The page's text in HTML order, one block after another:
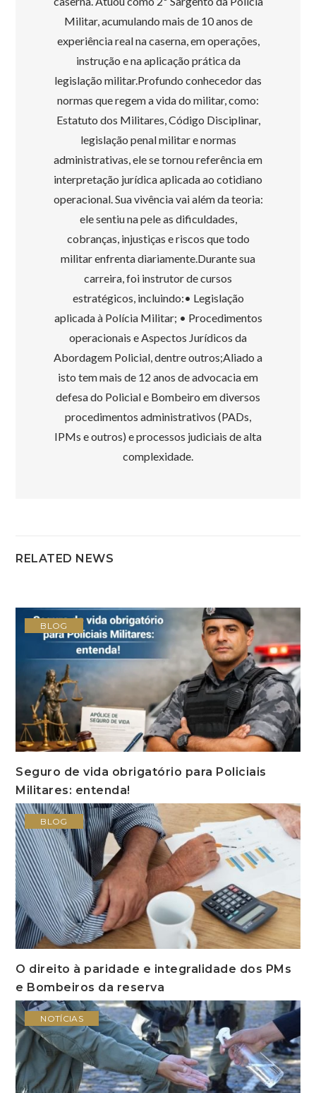
Militar, acumulando mais de 10 anos de
experiência real na caserna, em operações,
instrução e na aplicação prática da
legislação militar.Profundo conhecedor das
normas que regem a vida do militar, como:
Estatuto dos Militares, Código Disciplinar,
legislação penal militar e normas
administrativas, ele se tornou referência em
interpretação jurídica aplicada ao cotidiano
operacional. Sua vivência vai além da teoria:
ele sentiu na pele as dificuldades,
cobranças, injustiças e riscos que todo
militar enfrenta diariamente.Durante sua
carreira, foi instrutor de cursos
estratégicos, incluindo:• Legislação
aplicada à Polícia Militar; • Procedimentos
operacionais e Aspectos Jurídicos da
Abordagem Policial, dentre outros;Aliado a
isto tem mais de 12 anos de advocacia em
defesa do Policial e Bombeiro em diversos
procedimentos administrativos (PADs,
IPMs e outros) e processos judiciais de alta
complexidade.
RELATED NEWS
BLOG
Seguro de vida obrigatório para Policiais
Militares: entenda!
BLOG
O direito à paridade e integralidade dos PMs
e Bombeiros da reserva
NOTÍCIAS